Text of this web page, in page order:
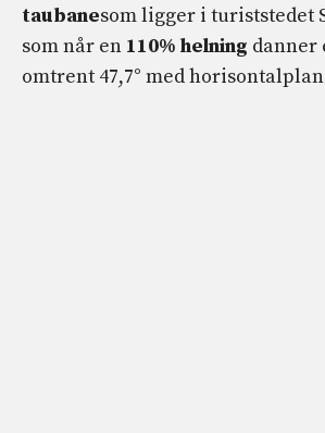
taubanesom ligger i turiststedet
som når en 110% helning danner
omtrent 47,7° med